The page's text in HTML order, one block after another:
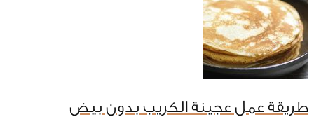
طريقة عمل عجينة الكريب بدون بيض